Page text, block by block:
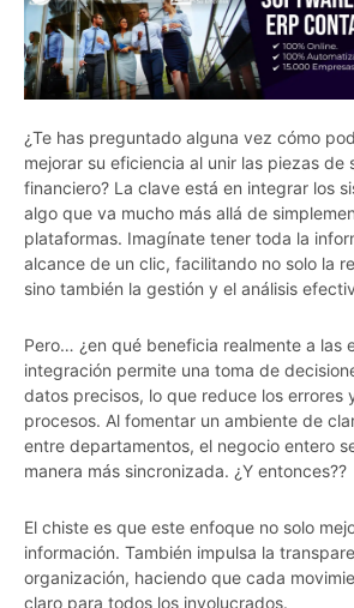
¿Te has preguntado alguna vez cómo
mejorar su eficiencia al unir las piezas de
financiero? La clave está en integrar los
algo que va mucho más allá de
plataformas. Imagínate tener toda la
alcance de un clic, facilitando no solo la
sino también la gestión y el análisis
Pero… ¿en qué beneficia realmente a las
integración permite una toma de
datos precisos, lo que reduce los errores
procesos. Al fomentar un ambiente de
entre departamentos, el negocio entero
manera más sincronizada. ¿Y entonces??
El chiste es que este enfoque no solo
información. También impulsa la
organización, haciendo que cada
claro para todos los involucrados.